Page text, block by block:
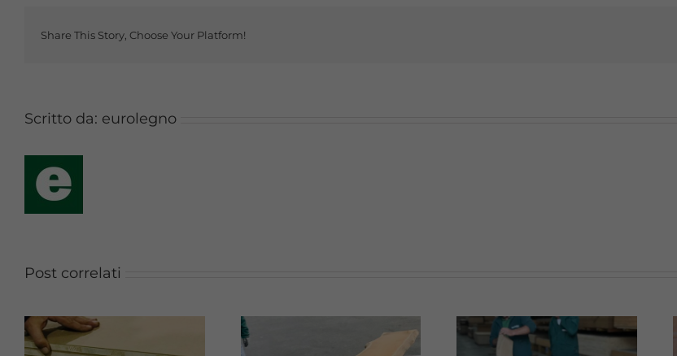
Share This Story, Choose Your Platform!
Scritto da: eurolegno
Post correlati